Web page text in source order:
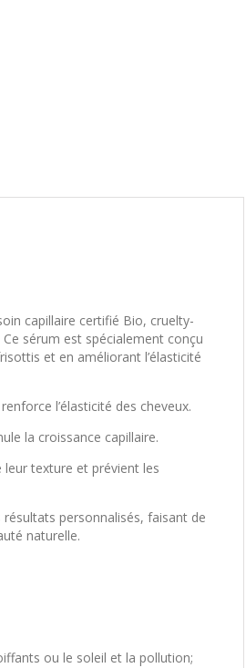
capillaire certifié Bio, cruelty-
sérum est spécialement conçu
et en améliorant l’élasticité
l’élasticité des cheveux.
la croissance capillaire.
leur texture et prévient les
personnalisés, faisant de
naturelle.
ou le soleil et la pollution;